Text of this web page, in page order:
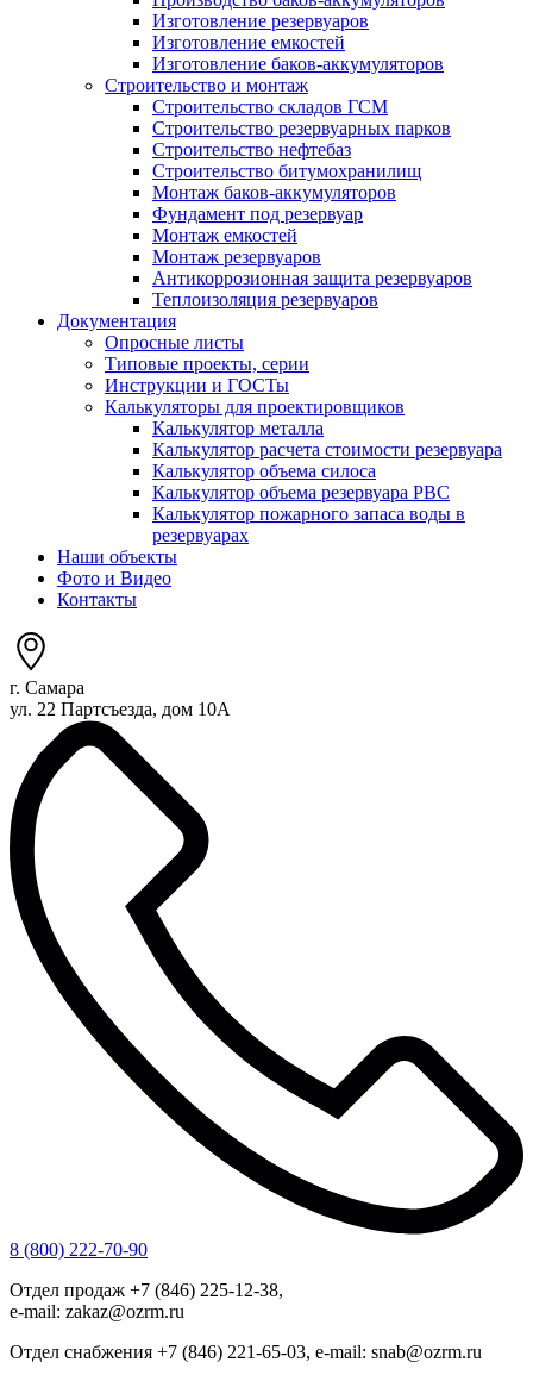
Изготовление резервуаров
Изготовление емкостей
Изготовление баков-аккумуляторов
Строительство и монтаж
Строительство складов ГСМ
Строительство резервуарных парков
Строительство нефтебаз
Строительство битумохранилищ
Монтаж баков-аккумуляторов
Фундамент под резервуар
Монтаж емкостей
Монтаж резервуаров
Антикоррозионная защита резервуаров
Теплоизоляция резервуаров
Документация
Опросные листы
Типовые проекты, серии
Инструкции и ГОСТы
Калькуляторы для проектировщиков
Калькулятор металла
Калькулятор расчета стоимости резервуара
Калькулятор объема силоса
Калькулятор объема резервуара РВС
Калькулятор пожарного запаса воды в
резервуарах
Наши объекты
Фото и Видео
Контакты
г. Самара
ул. 22 Партсъезда, дом 10А
8 (800) 222-70-90
Отдел продаж +7 (846) 225-12-38,
e-mail: zakaz@ozrm.ru
Отдел снабжения +7 (846) 221-65-03, e-mail: snab@ozrm.ru